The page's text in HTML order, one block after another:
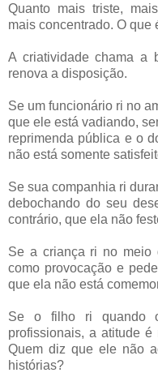
Quanto mais triste,
mais concentrado. O que
A criatividade chama a
renova a disposição.
Se um funcionário ri no
que ele está vadiando,
reprimenda pública e o
não está somente
Se sua companhia ri
debochando do seu
contrário, que ela não
Se a criança ri no meio
como provocação e
que ela não está
Se o filho ri quando
profissionais, a atitude
Quem diz que ele não
histórias?